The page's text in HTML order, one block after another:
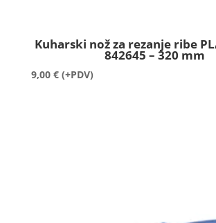
Kuharski nož za rezanje ribe
842645 – 320 mm
9,00 € (+PDV)